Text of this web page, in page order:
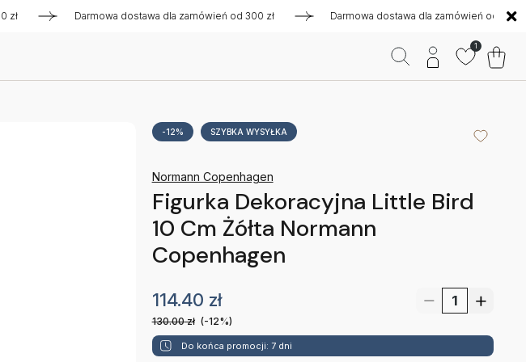
Darmowa dostawa dla zamówień od 300 zł Darmowa dostawa dla zamówień od 300 zł
1
-12% SZYBKA WYSYŁKA
Normann Copenhagen
Figurka Dekoracyjna Little Bird
10 Cm Żółta Normann
Copenhagen
114.40 zł
130.00zł (-12%)
Do końca promocji: 7 dni